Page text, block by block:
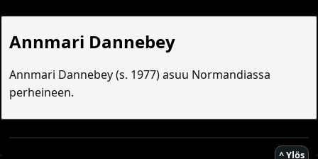
Annmari Dannebey
Annmari Dannebey (s. 1977) asuu Normandiassa
perheineen.
^ Ylös